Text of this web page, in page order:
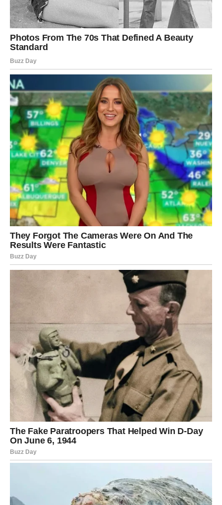
Budite spremni čuti ono što dolazi.
RIBE
SRCE KONAČNO BIRA SREĆU
Ribe su znak kojem zvijezde šalju najjaču ljubavnu
poruku. Dosta je bilo čekanja, sumnji i pitanja bez
odgovora. Pred vama je period u kojem će emocije
postati jasnije nego ikada.
Moguće je priznanje ljubavi, važan razgovor ili odluka
koja vam donosi unutrašnji mir. Ono što dolazi pokazuje
vam da sreća pripada onima koji imaju hrabrosti da slijede
svoje srce.
Poruka srca
Zvijezde pokazuju da ljubav više ne želi čekati. Vrijeme je
za istinu, iskrenost i odluke koje vode prema sreći.
Najvažnije ljubavne trenutke očekujuRibe , koje konačno
biraju ono što žele,
, kojima istina mijenja sve, te
Rakovi, koji dobijaju odgovore koje dugo traže.
Ponekad je potrebno samo malo hrabrosti da bi se
promijenio cijeli život. Zvijezde poručuju da je za neke
znakove upravo sada došao taj trenutak.